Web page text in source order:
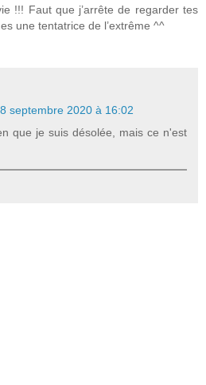
!!! Faut que j’arrête de regarder tes
une tentatrice de l’extrême ^^
septembre 2020 à 16:02
que je suis désolée, mais ce n'est